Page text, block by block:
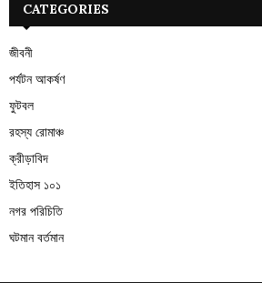
CATEGORIES
জীবনী
পর্যটন আকর্ষণ
ফুটবল
রহস্য রোমাঞ্চ
ক্রীড়াবিদ
ইতিহাস ১০১
নগর পরিচিতি
ঘটমান বর্তমান